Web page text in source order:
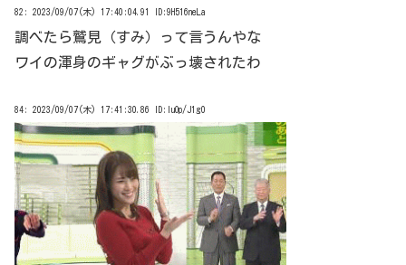
82: 2023/09/07(木) 17:40:04.91 ID:9H516neLa
調べたら鷲見（すみ）って言うんやな
ワイの渾身のギャグがぶっ壊されたわ
84: 2023/09/07(木) 17:41:30.86 ID:IuOp/J1g0